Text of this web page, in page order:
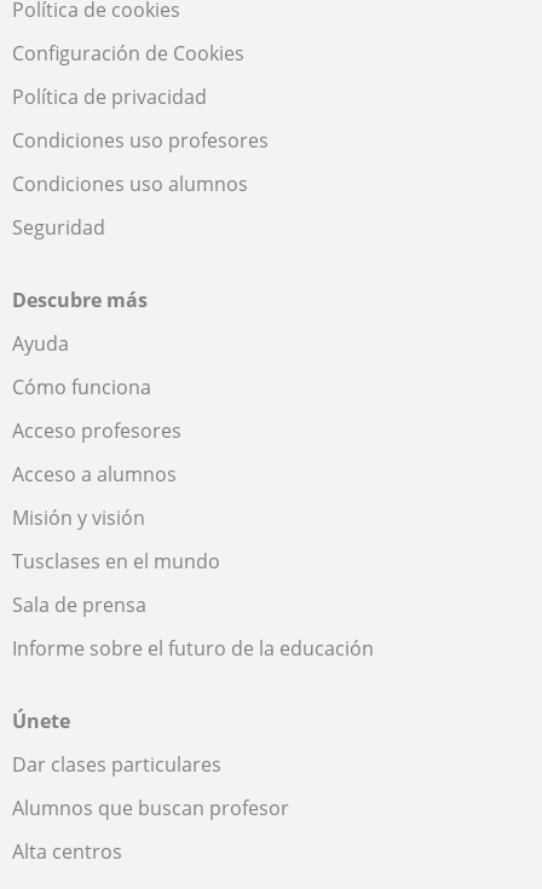
Política de cookies
Configuración de Cookies
Política de privacidad
Condiciones uso profesores
Condiciones uso alumnos
Seguridad
Descubre más
Ayuda
Cómo funciona
Acceso profesores
Acceso a alumnos
Misión y visión
Tusclases en el mundo
Sala de prensa
Informe sobre el futuro de la educación
Únete
Dar clases particulares
Alumnos que buscan profesor
Alta centros